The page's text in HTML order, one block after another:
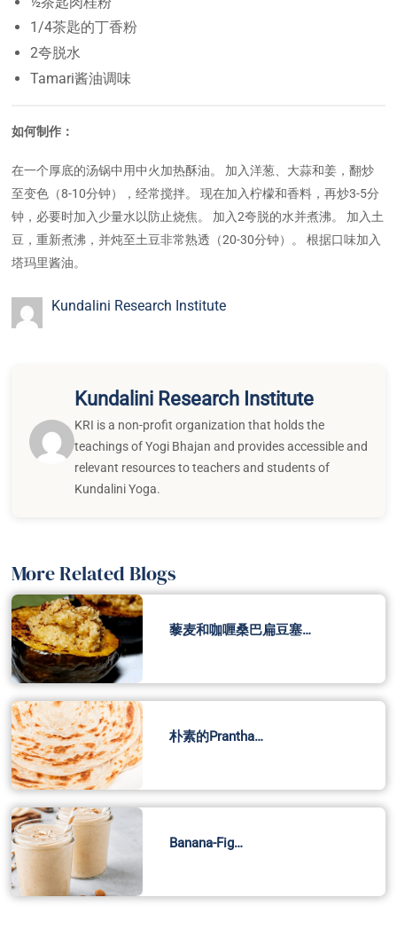
1/4茶匙的丁香粉
2夸脱水
Tamari酱油调味
如何制作：
在一个厚底的汤锅中用中火加热酥油。 加入洋葱、大蒜和姜，翻炒
至变色（8-10分钟），经常搅拌。 现在加入柠檬和香料，再炒3-5分
钟，必要时加入少量水以防止烧焦。 加入2夸脱的水并煮沸。 加入土
豆，重新煮沸，并炖至土豆非常熟透（20-30分钟）。 根据口味加入
塔玛里酱油。
Kundalini Research Institute
Kundalini Research Institute
KRI is a non-profit organization that holds the
teachings of Yogi Bhajan and provides accessible and
relevant resources to teachers and students of
Kundalini Yoga.
More Related Blogs
藜麦和咖喱桑巴扁豆塞…
朴素的Prantha…
Banana-Fig…